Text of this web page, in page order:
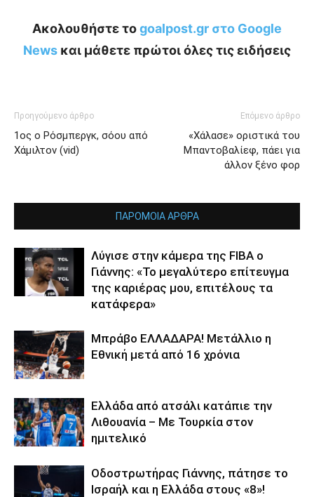
Ακολουθήστε τοgoalpost.gr στο Google
News και μάθετε πρώτοι όλες τις ειδήσεις
Προηγούμενο άρθρο
1ος ο Ρόσμπεργκ, σόου από
Χάμιλτον (vid)
Επόμενο άρθρο
«Χάλασε» οριστικά του
Μπαντοβαλίεφ, πάει για
άλλον ξένο φορ
ΠΑΡΟΜΟΙΑ ΑΡΘΡΑ
Λύγισε στην κάμερα της FIBA ο
Γιάννης: «Το μεγαλύτερο επίτευγμα
της καριέρας μου, επιτέλους τα
κατάφερα»
Μπράβο ΕΛΛΑΔΑΡΑ! Μετάλλιο η
Εθνική μετά από 16 χρόνια
Ελλάδα από ατσάλι κατάπιε την
Λιθουανία – Με Τουρκία στον
ημιτελικό
Οδοστρωτήρας Γιάννης, πάτησε το
Ισραήλ και η Ελλάδα στους «8»!